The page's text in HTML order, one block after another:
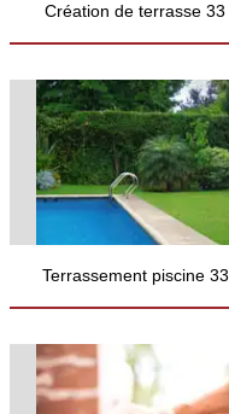
Création de terrasse 33
Terrassement piscine 33